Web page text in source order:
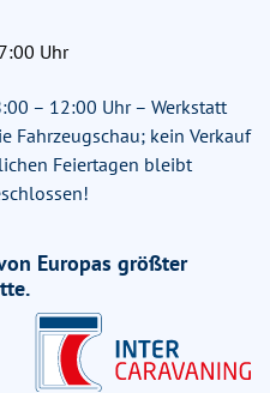
Uhr
– 12:00 Uhr – Werkstatt
Fahrzeugschau; kein Verkauf
Feiertagen bleibt
Europas größter